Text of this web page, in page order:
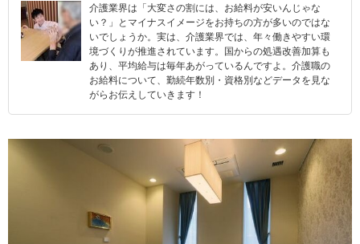
介護業界は「大変さの割には、お給料が安いんじゃな
い？」とマイナスイメージをお持ちの方が多いのではな
いでしょうか。実は、介護業界では、年々働きやすい環
境づくりが推進されています。国からの処遇改善加算も
あり、平均給与は毎年あがっているんですよ。介護職の
お給料について、勤続年数別・資格別などデータを見な
がらお伝えしていきます！